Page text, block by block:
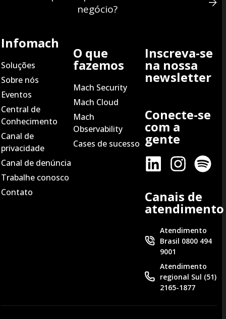
negócio?
Infomach
Soluções
Sobre nós
Eventos
Central de
Conhecimento
Canal de
privacidade
Canal de denúncia
Trabalhe conosco
Contato
O que
fazemos
Mach Security
Mach Cloud
Mach
Observability
Cases de sucesso
Inscreva-se
na nossa
newsletter
Conecte-se
com a
gente
Canais de
atendimento
Atendimento
Brasil 0800 494
9001
Atendimento
regional Sul (51)
2165-1877